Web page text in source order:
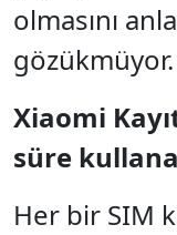
olmasını
gözükmüyor.
Xiaomi
süre
Her bir SIM